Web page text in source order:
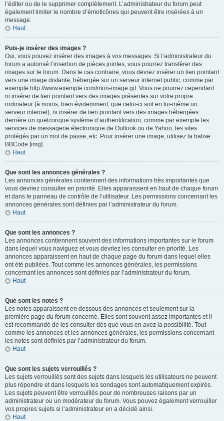
l’éditer ou de le supprimer complètement. L’administrateur du forum peut
également limiter le nombre d’émoticônes qui peuvent être insérées à un
message.
Haut
Puis-je insérer des images ?
Oui, vous pouvez insérer des images à vos messages. Si l’administrateur du
forum a autorisé l’insertion de pièces jointes, vous pourrez transférer des
images sur le forum. Dans le cas contraire, vous devrez insérer un lien pointant
vers une image distante, hébergée sur un serveur internet public, comme par
exemple http://www.exemple.com/mon-image.gif. Vous ne pourrez cependant
ni insérer de lien pointant vers des images présentes sur votre propre
ordinateur (à moins, bien évidemment, que celui-ci soit en lui-même un
serveur internet), ni insérer de lien pointant vers des images hébergées
derrière un quelconque système d’authentification, comme par exemple les
services de messagerie électronique de Outlook ou de Yahoo, les sites
protégés par un mot de passe, etc. Pour insérer une image, utilisez la balise
BBCode [img].
Haut
Que sont les annonces générales ?
Les annonces générales contiennent des informations très importantes que
vous devriez consulter en priorité. Elles apparaissent en haut de chaque forum
et dans le panneau de contrôle de l’utilisateur. Les permissions concernant les
annonces générales sont définies par l’administrateur du forum.
Haut
Que sont les annonces ?
Les annonces contiennent souvent des informations importantes sur le forum
dans lequel vous naviguez et vous devriez les consulter en priorité. Les
annonces apparaissent en haut de chaque page du forum dans lequel elles
ont été publiées. Tout comme les annonces générales, les permissions
concernant les annonces sont définies par l’administrateur du forum.
Haut
Que sont les notes ?
Les notes apparaissent en dessous des annonces et seulement sur la
première page du forum concerné. Elles sont souvent assez importantes et il
est recommandé de les consulter dès que vous en avez la possibilité. Tout
comme les annonces et les annonces générales, les permissions concernant
les notes sont définies par l’administrateur du forum.
Haut
Que sont les sujets verrouillés ?
Les sujets verrouillés sont des sujets dans lesquels les utilisateurs ne peuvent
plus répondre et dans lesquels les sondages sont automatiquement expirés.
Les sujets peuvent être verrouillés pour de nombreuses raisons par un
administrateur ou un modérateur du forum. Vous pouvez également verrouiller
vos propres sujets si l’administrateur en a décidé ainsi.
Haut